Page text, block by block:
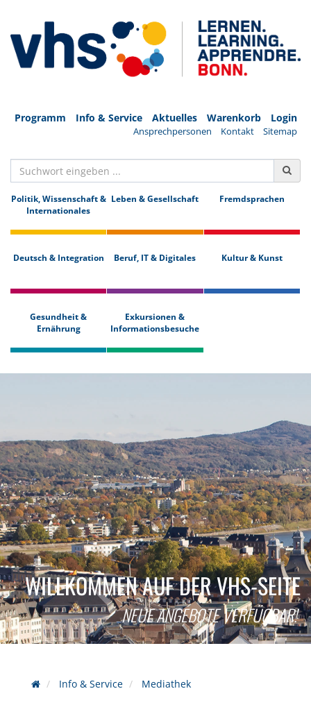
Programm Info & Service Aktuelles Warenkorb Login
Ansprechpersonen Kontakt Sitemap
Politik, Wissenschaft &
Internationales
Leben & Gesellschaft Fremdsprachen
Deutsch & Integration Beruf, IT & Digitales Kultur & Kunst
Gesundheit &
Ernährung
Exkursionen &
Informationsbesuche
WILLKOMMEN AUF DER VHS-SEITE
NEUE ANGEBOTE VERFÜGBAR!
Info & Service Mediathek